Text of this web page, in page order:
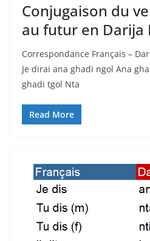
Conjugaison du
au futur en Darija
Correspondance Français –
Je dirai ana ghadi ngol Ana
ghadi tgol Nta
Read More